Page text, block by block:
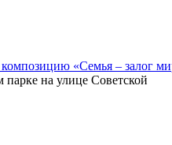
«Семья – залог
парке на улице Советской